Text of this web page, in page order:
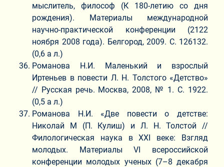
мыслитель, философ (К 180-летию со дня
рождения). Материалы международной
научно-практической конференции (2122
ноября 2008 года). Белгород, 2009. С. 126132.
(0,6 а л.)
Романова Н.И. Маленький и взрослый
Иртеньев в повести Л. Н. Толстого «Детство»
// Русская речь. Москва, 2008, № 1. С. 1922.
(0,5 а л.)
Романова Н.И. «Две повести о детстве:
Николай М (П. Кулиш) и Л. Н. Толстой //
Филологическая наука в XXI веке: Взгляд
молодых. Материалы VI всероссийской
конференции молодых ученых (7–8 декабря